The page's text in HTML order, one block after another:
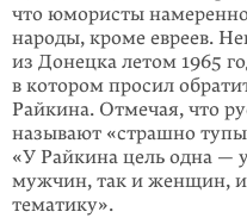
что юмористы
народы, кроме евреев.
из Донецка летом 1965
в котором просил
Райкина. Отмечая, что
называют «страшно
«У Райкина цель одна —
мужчин, так и женщин,
тематику».